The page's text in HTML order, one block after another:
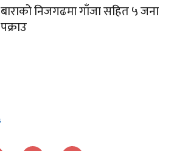
बाराको निजगढमा गाँजा सहित ५ जना
पक्राउ